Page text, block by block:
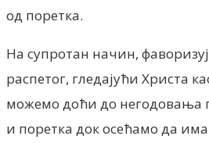
од поретка.
На супротан начин,
распетог, гледајући Христа
можемо доћи до негодовања
и поретка док осећамо да